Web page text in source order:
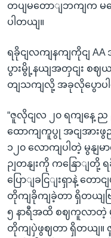
တပျမတောျဘကျက မန
ပါတယျ။
ရခိုငျလကျနကျကိုငျ
ပွားမွို့နယျအတှငျး စဈ
တျသကျလို့ အခုလိုပွောပ
“ဇူလိုငျလ ၂၀ ရကျနေ့ ည
ထောကျကူပွု အငျအားဖွ
၁၂၀ လောကျပါတဲ့ မွနျ
ဉျတနျးကို ကနြောျတို့
ပြောျခငြျးရှာနဲ့ တေ
တိုကျခိုကျခဲ့တာ ရှိတယျဗ
၅ နာရီအထိ စဈကူလာတဲ့
တိုကျပှဲဖွဈတာ ရှိတယျ။